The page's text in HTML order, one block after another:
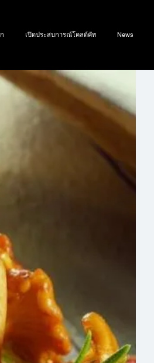
เปิดประสบการณ์โคลด์คัท News